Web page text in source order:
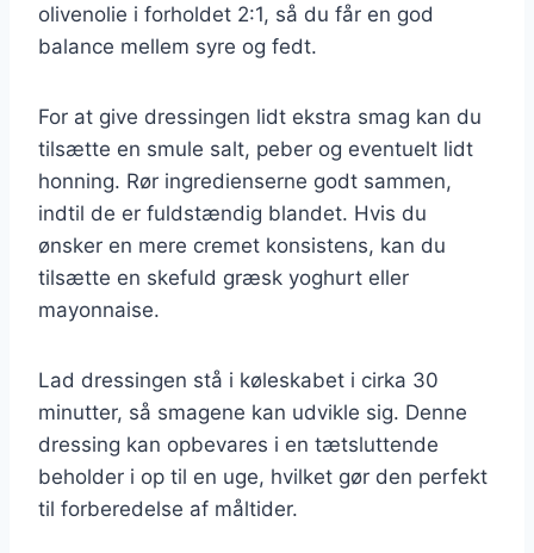
olivenolie i forholdet 2:1, så du får en god
balance mellem syre og fedt.
For at give dressingen lidt ekstra smag kan du
tilsætte en smule salt, peber og eventuelt lidt
honning. Rør ingredienserne godt sammen,
indtil de er fuldstændig blandet. Hvis du
ønsker en mere cremet konsistens, kan du
tilsætte en skefuld græsk yoghurt eller
mayonnaise.
Lad dressingen stå i køleskabet i cirka 30
minutter, så smagene kan udvikle sig. Denne
dressing kan opbevares i en tætsluttende
beholder i op til en uge, hvilket gør den perfekt
til forberedelse af måltider.